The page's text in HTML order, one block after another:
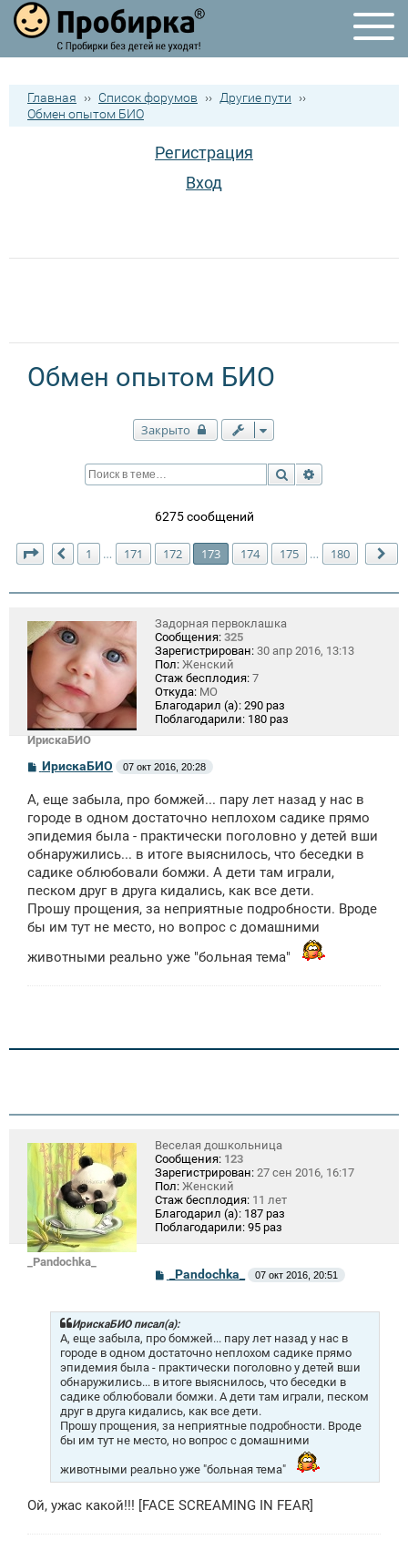
Главная ›› Список форумов ›› Другие пути
››
Обмен опытом БИО
Регистрация
Вход
Обмен опытом БИО
Закрыто
Поиск
6275 сообщений
Страница 173 из180
Пред.
1 … 171 172 173 174 175 … 180
ИрискаБИО
Задорная первоклашка
Сообщения: 325
Зарегистрирован: 30 апр 2016, 13:13
Пол: Женский
Стаж бесплодия: 7
Откуда: МО
Благодарил (а): 290 раз
Поблагодарили: 180 раз
С
б
щ
е
н
и
ИрискаБИО 07 окт 2016, 20:28
А, еще забыла, про бомжей... пару лет назад у нас в
городе в одном достаточно неплохом садике прямо
эпидемия была - практически поголовно у детей вши
обнаружились... в итоге выяснилось, что беседки в
садике облюбовали бомжи. А дети там играли,
песком друг в друга кидались, как все дети.
Прошу прощения, за неприятные подробности. Вроде
бы им тут не место, но вопрос с домашними
животными реально уже "больная тема"
_Pandochka_
Веселая дошкольница
Сообщения: 123
Зарегистрирован: 27 сен 2016, 16:17
Пол: Женский
Стаж бесплодия: 11 лет
Благодарил (а): 187 раз
Поблагодарили: 95 раз
о
б
щ
е
н
и
е
_Pandochka_ 07 окт 2016, 20:51
ИрискаБИО писал(а):
А, еще забыла, про бомжей... пару лет назад у нас в
городе в одном достаточно неплохом садике прямо
эпидемия была - практически поголовно у детей вши
обнаружились... в итоге выяснилось, что беседки в
садике облюбовали бомжи. А дети там играли, песком
друг в друга кидались, как все дети.
Прошу прощения, за неприятные подробности. Вроде
бы им тут не место, но вопрос с домашними
животными реально уже "больная тема"
Ой, ужас какой!!! [FACE SCREAMING IN FEAR]